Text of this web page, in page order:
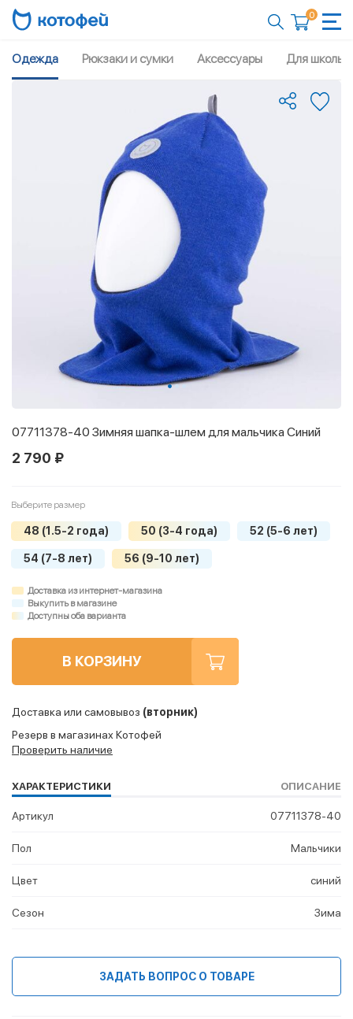
0
Одежда Рюкзаки и сумки Аксессуары Для школы
07711378-40 Зимняя шапка-шлем для мальчика Синий
2 790 ₽
Выберите размер
48 (1.5-2 года) 50 (3-4 года) 52 (5-6 лет)
54 (7-8 лет) 56 (9-10 лет)
Доставка из интернет-магазина
Выкупить в магазине
Доступны оба варианта
В КОРЗИНУ
Доставка или самовывоз (вторник)
Резерв в магазинах Котофей
Проверить наличие
ХАРАКТЕРИСТИКИ ОПИСАНИЕ
Артикул 07711378-40
Пол Мальчики
Цвет синий
Сезон Зима
ЗАДАТЬ ВОПРОС О ТОВАРЕ